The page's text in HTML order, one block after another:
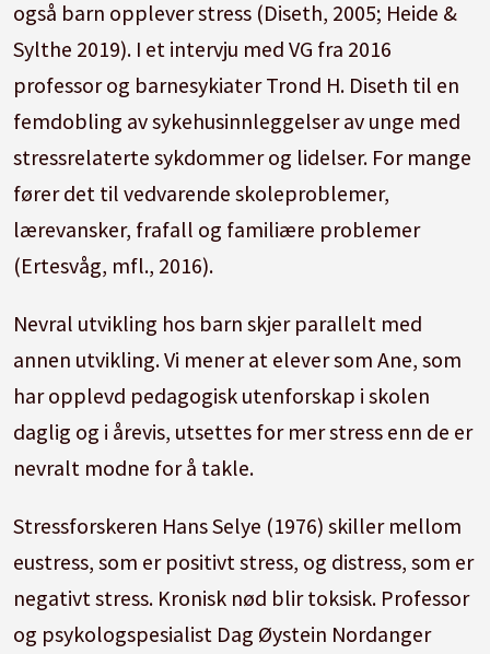
også barn opplever stress (Diseth, 2005; Heide &
Sylthe 2019). I et intervju med VG fra 2016
professor og barnesykiater Trond H. Diseth til en
femdobling av sykehusinnleggelser av unge med
stressrelaterte sykdommer og lidelser. For mange
fører det til vedvarende skoleproblemer,
lærevansker, frafall og familiære problemer
(Ertesvåg, mfl., 2016).
Nevral utvikling hos barn skjer parallelt med
annen utvikling.Vi mener at elever som Ane, som
har opplevd pedagogisk utenforskap i skolen
daglig og i årevis, utsettes for mer stress enn de er
nevralt modne for å takle.
Stressforskeren Hans Selye (1976) skiller mellom
eustress, som er positivt stress, og distress, som er
negativt stress. Kronisk nød blir toksisk. Professor
og psykologspesialist Dag Øystein Nordanger